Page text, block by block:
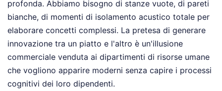
profonda. Abbiamo bisogno di stanze vuote, di pareti
bianche, di momenti di isolamento acustico totale per
elaborare concetti complessi. La pretesa di generare
innovazione tra un piatto e l'altro è un'illusione
commerciale venduta ai dipartimenti di risorse umane
che vogliono apparire moderni senza capire i processi
cognitivi dei loro dipendenti.